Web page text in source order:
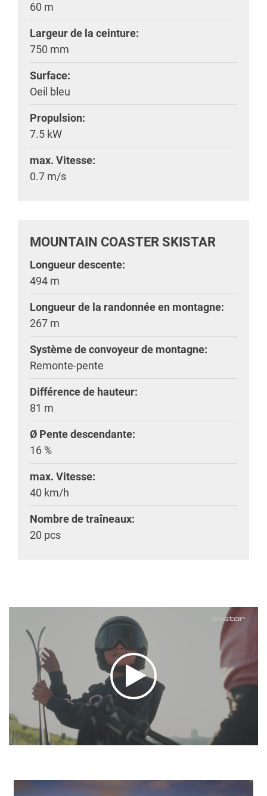
60 m
Largeur de la ceinture:
750 mm
Surface:
Oeil bleu
Propulsion:
7.5 kW
max. Vitesse:
0.7 m/s
MOUNTAIN COASTER SKISTAR
Longueur descente:
494 m
Longueur de la randonnée en montagne:
267 m
Système de convoyeur de montagne:
Remonte-pente
Différence de hauteur:
81 m
Ø Pente descendante:
16 %
max. Vitesse:
40 km/h
Nombre de traîneaux:
20 pcs